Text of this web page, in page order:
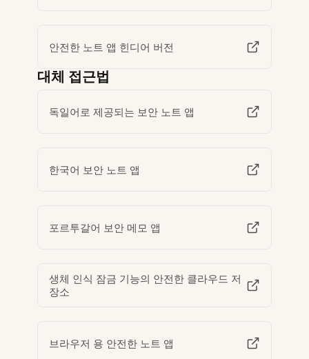
안전한 노트 앱 힌디어 버전
대체 접근법
독일어로 제공되는 보안 노트 앱
한국어 보안 노트 앱
포르투갈어 보안 메모 앱
생체 인식 잠금 기능의 안전한 클라우드 저
장소
브라우저 용 안전한 노트 앱